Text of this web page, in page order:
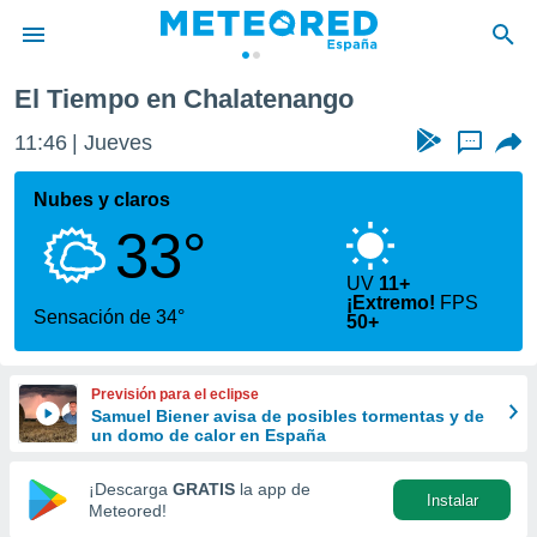
de
por
que se
calidad.
a este
las
y
forma
digital
basada
El Tiempo en Chalatenango
11:46 Jueves ...
Nubes y claros
33°
Sensación de 34°
UV 11+
¡Extremo! FPS
50+
Previsión para el eclipse
Samuel Biener avisa de posibles tormentas y de
un domo de calor en España
¡Descarga GRATIS la app de
Meteored!
Instalar